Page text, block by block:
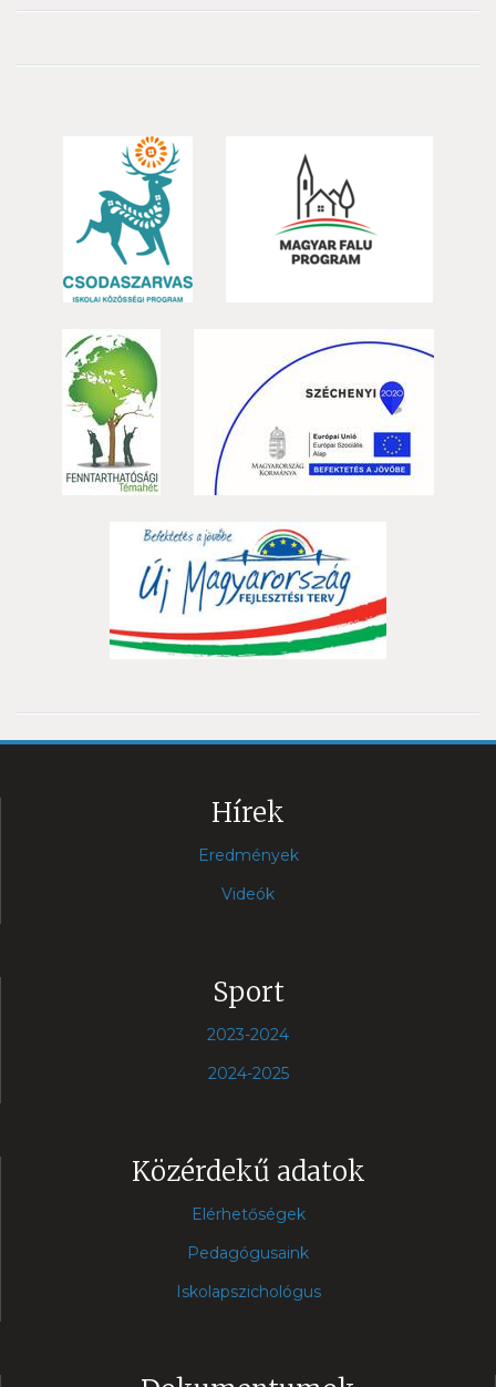
Hírek
Eredmények
Videók
Sport
2023-2024
2024-2025
Közérdekű adatok
Elérhetőségek
Pedagógusaink
Iskolapszichológus